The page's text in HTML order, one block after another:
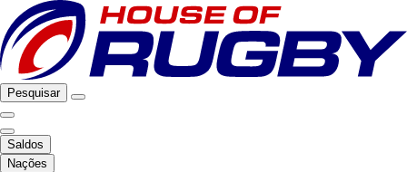
Pesquisar
Saldos
Nações